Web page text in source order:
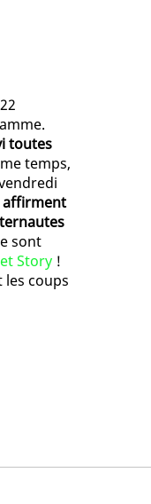
toutes
temps,
affirment
sont
Story !
les coups